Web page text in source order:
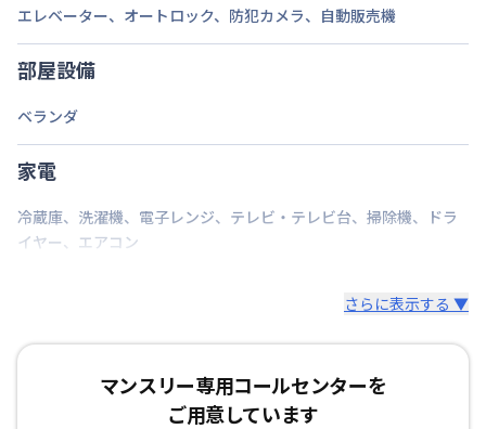
交通
西鉄天神大牟田線西鉄福岡（天神）駅
定員
駐車場
次回更新日
情報更新日 2026年7月26日
エレベーター、 オートロック、 防犯カメラ、 自動販売機
部屋設備
ベランダ
家電
冷蔵庫、 洗濯機、 電子レンジ、 テレビ・テレビ台、 掃除機、
ドラ
イヤー、 エアコン
さらに表示する ▼
マンスリー専用コールセンターを
ご用意しています